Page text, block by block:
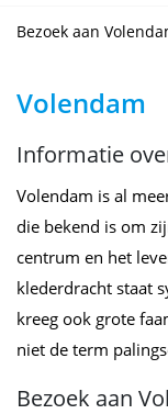
Bezoek aan
Volendam
Informatie
Volendam is al
die bekend is om
centrum en het
klederdracht staat
kreeg ook grote
niet de term
Bezoek aan